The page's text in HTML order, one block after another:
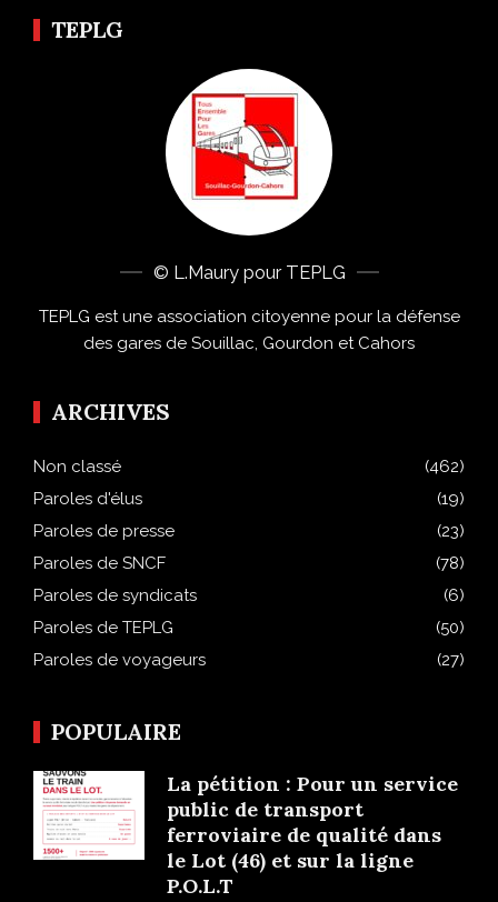
TEPLG
© L.Maury pour TEPLG
TEPLG est une association citoyenne pour la défense
des gares de Souillac, Gourdon et Cahors
ARCHIVES
Non classé
(462)
Paroles d'élus
(19)
Paroles de presse
(23)
Paroles de SNCF
(78)
Paroles de syndicats
(6)
Paroles de TEPLG
(50)
Paroles de voyageurs
(27)
POPULAIRE
La pétition : Pour un service
public de transport
ferroviaire de qualité dans
le Lot (46) et sur la ligne
P.O.L.T